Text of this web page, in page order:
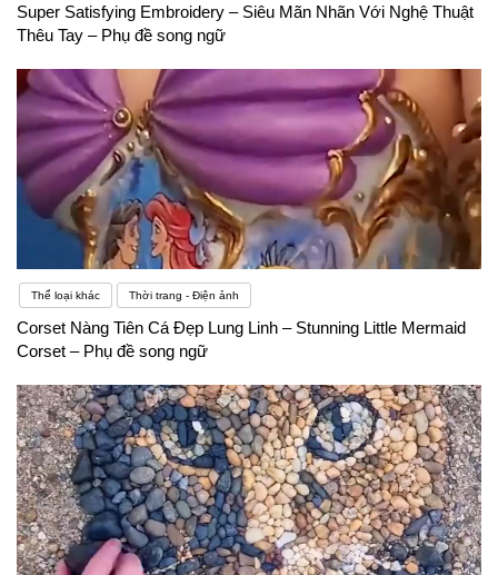
Super Satisfying Embroidery – Siêu Mãn Nhãn Với Nghệ Thuật
Thêu Tay – Phụ đề song ngữ
Thể loại khác Thời trang - Điện ảnh
Corset Nàng Tiên Cá Đẹp Lung Linh – Stunning Little Mermaid
Corset – Phụ đề song ngữ